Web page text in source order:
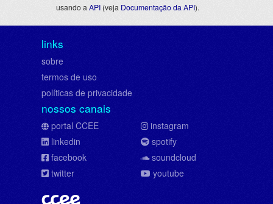
usando a API (veja Documentação da API).
links
sobre
termos de uso
políticas de privacidade
nossos canais
portal CCEE
linkedin
facebook
twitter
instagram
spotify
soundcloud
youtube